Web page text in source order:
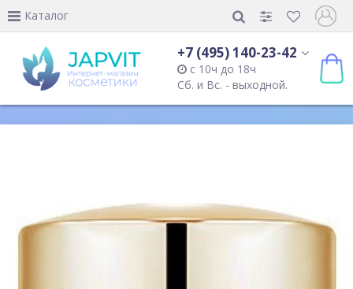
Каталог
+7 (495) 140-23-42
с 10ч до 18ч
Сб. и Вс. - выходной.